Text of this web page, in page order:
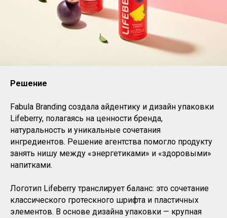
Решение
Fabula Branding создала айдентику и дизайн упаковки
Lifeberry, полагаясь на ценности бренда,
натуральность и уникальные сочетания
ингредиентов. Решение агентства помогло продукту
занять нишу между «энергетиками» и «здоровыми»
напитками.
Логотип Lifeberry транслирует баланс: это сочетание
классического гротескного шрифта и пластичных
элементов. В основе дизайна упаковки — крупная